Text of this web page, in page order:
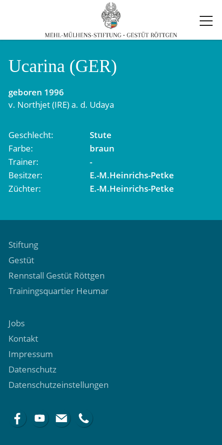
Ucarina (GER)
geboren 1996
v. Northjet (IRE)a. d. Udaya
Geschlecht
Stute
Farbe
braun
Trainer
-
Besitzer
E.-M.Heinrichs-Petke
Züchter
E.-M.Heinrichs-Petke
Stiftung
Gestüt
Rennstall Gestüt Röttgen
Trainingsquartier Heumar
Jobs
Kontakt
Impressum
Datenschutz
Datenschutzeinstellungen